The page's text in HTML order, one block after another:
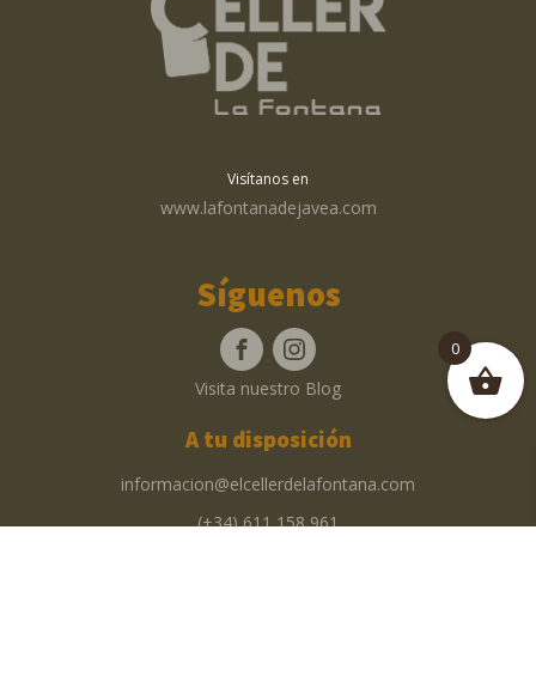
Visítanos en
www.lafontanadejavea.com
Síguenos
Visita nuestro Blog
A tu disposición
informacion@elcellerdelafontana.com
(+34) 611 158 961
0